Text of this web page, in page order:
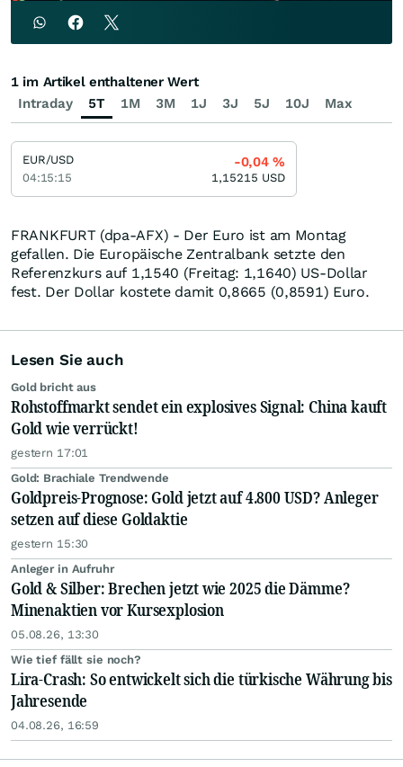
FRANKFURT (dpa-AFX) - Der Euro ist am Montag
gefallen. Die Europäische Zentralbank setzte den
Referenzkurs auf 1,1540 (Freitag: 1,1640) US-Dollar
fest. Der Dollar kostete damit 0,8665 (0,8591) Euro.
Lesen Sie auch
Gold bricht aus
Rohstoffmarkt sendet ein explosives Signal: China kauft
Gold wie verrückt!
gestern 17:01
Gold: Brachiale Trendwende
Goldpreis-Prognose: Gold jetzt auf 4.800 USD? Anleger
setzen auf diese Goldaktie
gestern 15:30
Anleger in Aufruhr
Gold & Silber: Brechen jetzt wie 2025 die Dämme?
Minenaktien vor Kursexplosion
05.08.26, 13:30
Wie tief fällt sie noch?
Lira-Crash: So entwickelt sich die türkische Währung bis
Jahresende
04.08.26, 16:59
Intraday 5T 1M 3M 1J 3J 5J 10J Max
1 im Artikel enthaltener Wert
EUR/USD
04:15:15
-0,04%
1,15215 USD